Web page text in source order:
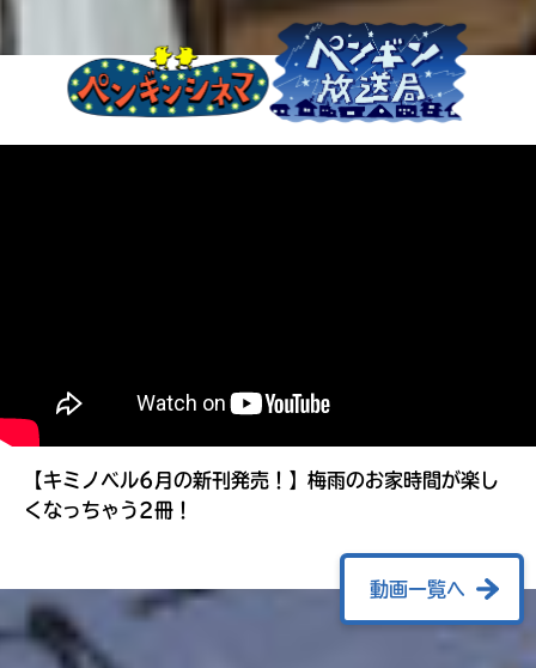
【キミノベル6月の新刊発売！】梅雨のお家時間が楽し
くなっちゃう2冊！
動画一覧へ
み
て
ね
る